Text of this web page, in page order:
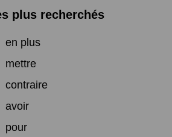
plus recherchés
en plus
mettre
contraire
avoir
pour